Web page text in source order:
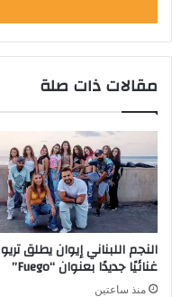
مقالات ذات صلة
النجم اللبناني إيوان يطلق تريو
غنائيًا جديدًا بعنوان “Fuego”
منذ ساعتين